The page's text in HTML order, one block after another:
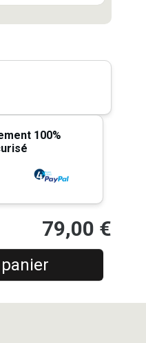
100%
79,00 €